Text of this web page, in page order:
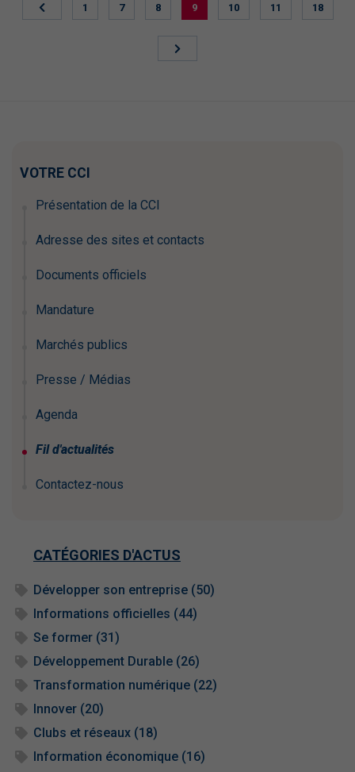
1 7 8 9 10 11 18
VOTRE CCI
Présentation de la CCI
Adresse des sites et contacts
Documents officiels
Mandature
Marchés publics
Presse / Médias
Agenda
Fil d'actualités
Contactez-nous
CATÉGORIES D'ACTUS
Développer son entreprise (50)
Informations officielles (44)
Se former (31)
Développement Durable (26)
Transformation numérique (22)
Innover (20)
Clubs et réseaux (18)
Information économique (16)